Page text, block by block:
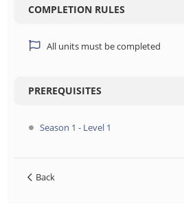
COMPLETION RULES
All units must be completed
PREREQUISITES
Season 1 - Level 1
Back